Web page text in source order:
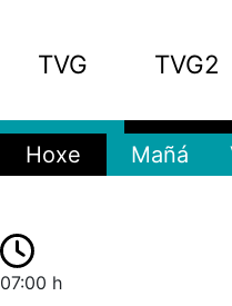
TVG TVG2
Hoxe Mañá
07:00 h